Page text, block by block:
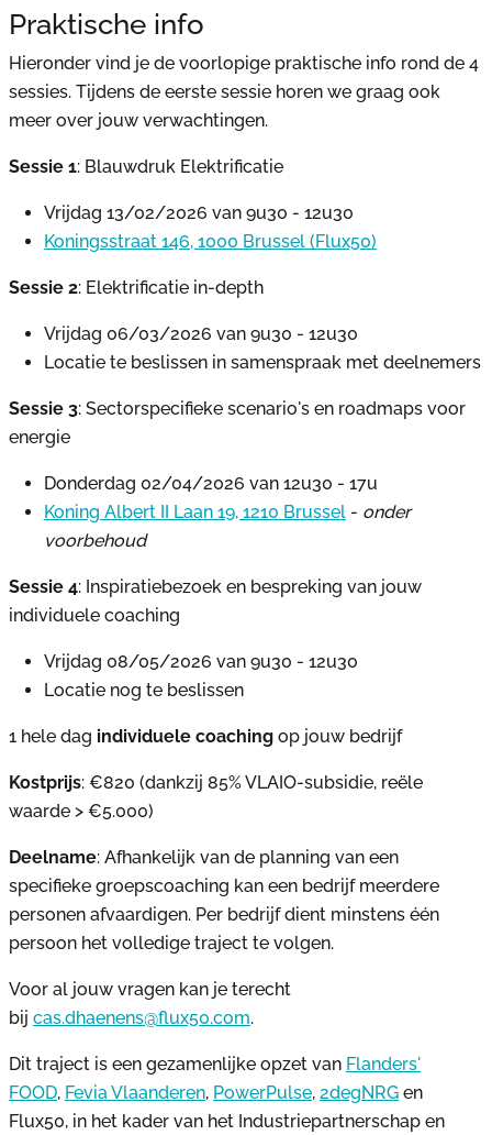
Praktische info
Hieronder vind je de voorlopige praktische info rond de 4
sessies. Tijdens de eerste sessie horen we graag ook
meer over jouw verwachtingen.
Sessie 1: Blauwdruk Elektrificatie
Vrijdag 13/02/2026 van 9u30 - 12u30
Koningsstraat 146, 1000 Brussel (Flux50)
Sessie 2: Elektrificatie in-depth
Vrijdag 06/03/2026 van 9u30 - 12u30
Locatie te beslissen in samenspraak met deelnemers
Sessie 3: Sectorspecifieke scenario's en roadmaps voor
energie
Donderdag 02/04/2026 van 12u30 - 17u
Koning Albert II Laan 19, 1210 Brussel - onder
voorbehoud
Sessie 4: Inspiratiebezoek en bespreking van jouw
individuele coaching
Vrijdag 08/05/2026 van 9u30 - 12u30
Locatie nog te beslissen
1 hele dag individuele coaching op jouw bedrijf
Kostprijs: €820 (dankzij 85% VLAIO-subsidie, reële
waarde > €5.000)
Deelname: Afhankelijk van de planning van een
specifieke groepscoaching kan een bedrijf meerdere
personen afvaardigen. Per bedrijf dient minstens één
persoon het volledige traject te volgen.
Voor al jouw vragen kan je terecht
bij cas.dhaenens@flux50.com.
Dit traject is een gezamenlijke opzet van Flanders'
FOOD, Fevia Vlaanderen, PowerPulse, 2degNRG en
Flux50, in het kader van het Industriepartnerschap en